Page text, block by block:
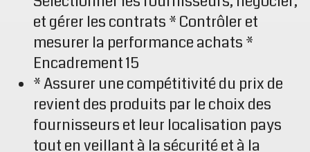
et gérer les contrats * Contrôler et
mesurer la performance achats *
Encadrement 15
* Assurer une compétitivité du prix de
revient des produits par le choix des
fournisseurs et leur localisation pays
tout en veillant à la sécurité et à la